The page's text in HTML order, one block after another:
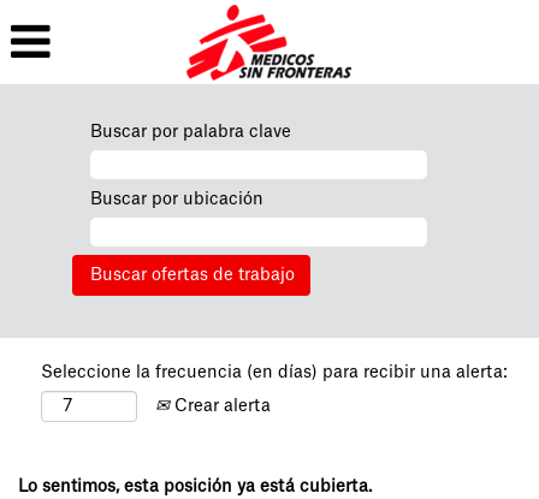
Buscar por palabra clave
Buscar por ubicación
Seleccione la frecuencia (en días) para recibir una alerta:
Crear alerta
Lo sentimos, esta posición ya está cubierta.